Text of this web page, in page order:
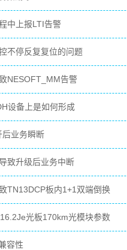
中上报LTI告警
不停反复复位的问题
NESOFT_MM告警
设备上是如何形成
后业务瞬断
致升级后业务中断
TN13DCP板内1+1双端倒换
光板170km光模块参数
容性